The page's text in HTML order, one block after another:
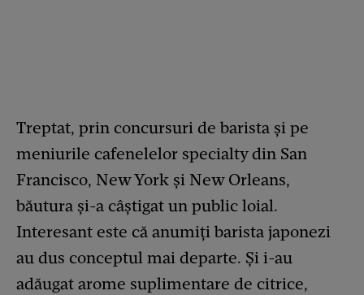
Treptat, prin concursuri de barista și pe
meniurile cafenelelor specialty din San
Francisco, New York și New Orleans,
băutura și-a câștigat un public loial.
Interesant este că anumiți barista japonezi
au dus conceptul mai departe. Și i-au
adăugat arome suplimentare de citrice,